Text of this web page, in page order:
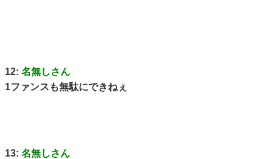
12: 名無しさん
1ファンスも無駄にできねぇ
13: 名無しさん